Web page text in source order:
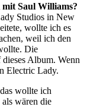
Saul Williams?
Studios in New
wollte ich es
weil ich den
Die
Album. Wenn
Electric Lady.
wollte ich
wären die